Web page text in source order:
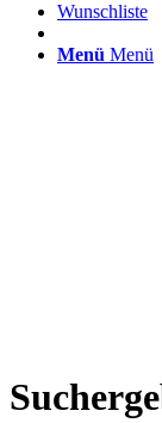
Wunschliste
Menü Menü